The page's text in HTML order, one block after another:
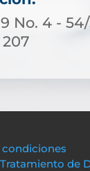
No. 4 -
condiciones
de